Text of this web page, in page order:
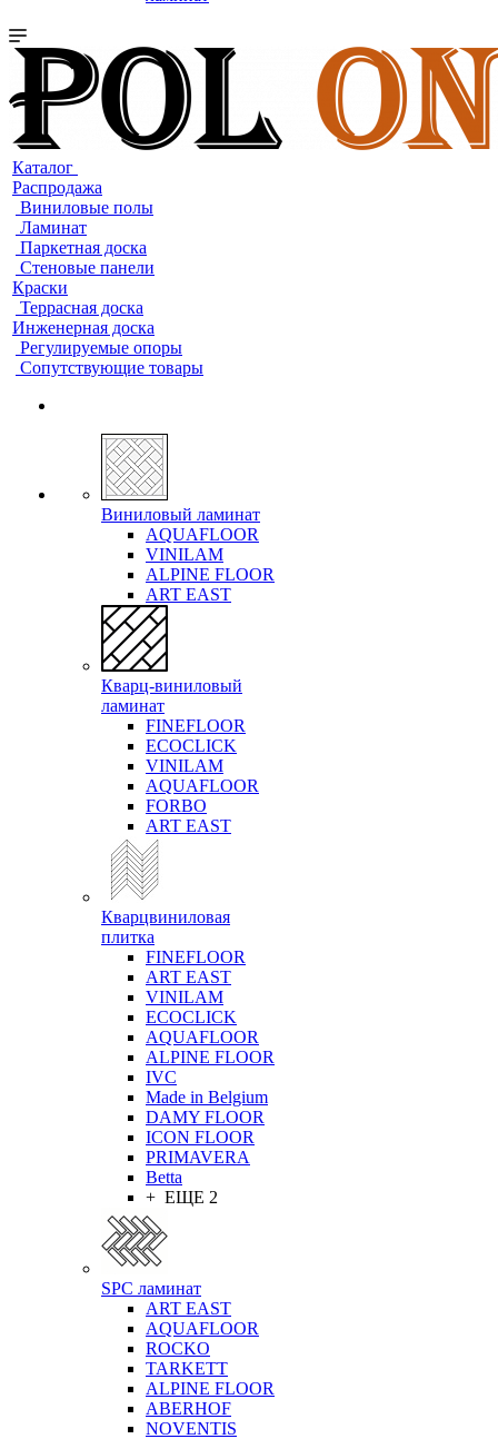
Каталог
Распродажа
Виниловые полы
Ламинат
Паркетная доска
Стеновые панели
Краски
Террасная доска
Инженерная доска
Регулируемые опоры
Сопутствующие товары
Виниловый ламинат
AQUAFLOOR
VINILAM
ALPINE FLOOR
ART EAST
Кварц-виниловый
ламинат
FINEFLOOR
ECOCLICK
VINILAM
AQUAFLOOR
FORBO
ART EAST
Кварцвиниловая
плитка
FINEFLOOR
ART EAST
VINILAM
ECOCLICK
AQUAFLOOR
ALPINE FLOOR
IVC
Made in Belgium
DAMY FLOOR
ICON FLOOR
PRIMAVERA
Betta
+ ЕЩЕ 2
SPC ламинат
ART EAST
AQUAFLOOR
ROCKO
TARKETT
ALPINE FLOOR
ABERHOF
NOVENTIS